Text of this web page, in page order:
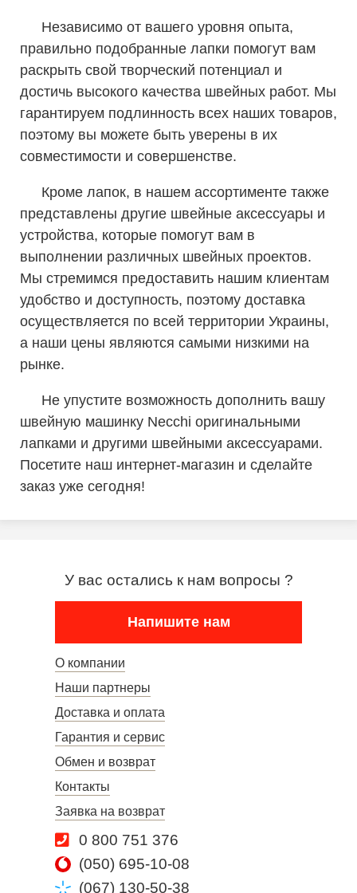
Независимо от вашего уровня опыта,
правильно подобранные лапки помогут вам
раскрыть свой творческий потенциал и
достичь высокого качества швейных работ. Мы
гарантируем подлинность всех наших товаров,
поэтому вы можете быть уверены в их
совместимости и совершенстве.
Кроме лапок, в нашем ассортименте также
представлены другие швейные аксессуары и
устройства, которые помогут вам в
выполнении различных швейных проектов.
Мы стремимся предоставить нашим клиентам
удобство и доступность, поэтому доставка
осуществляется по всей территории Украины,
а наши цены являются самыми низкими на
рынке.
Не упустите возможность дополнить вашу
швейную машинку Necchi оригинальными
лапками и другими швейными аксессуарами.
Посетите наш интернет-магазин и сделайте
заказ уже сегодня!
У вас остались к нам вопросы ?
Напишите нам
О компании
Наши партнеры
Доставка и оплата
Гарантия и сервис
Обмен и возврат
Контакты
Заявка на возврат
0 800 751 376
(050) 695-10-08
(067) 130-50-38